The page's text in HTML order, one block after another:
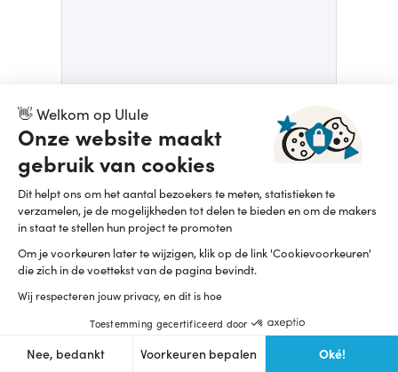
👋 Welkom op Ulule
Onze website maakt
gebruik van cookies
Dit helpt ons om het aantal bezoekers te meten, statistieken te
verzamelen, je de mogelijkheden tot delen te bieden en om de makers
in staat te stellen hun project te promoten
Om je voorkeuren later te wijzigen, klik op de link 'Cookievoorkeuren'
die zich in de voettekst van de pagina bevindt.
Wij respecteren jouw privacy, en dit is hoe
Toestemming gecertificeerd door
Nee, bedankt Voorkeuren bepalen Oké!
MORGANE DBJ
Les protecteurs - l'intégrale du point de vue d'Octavia
83 / 25